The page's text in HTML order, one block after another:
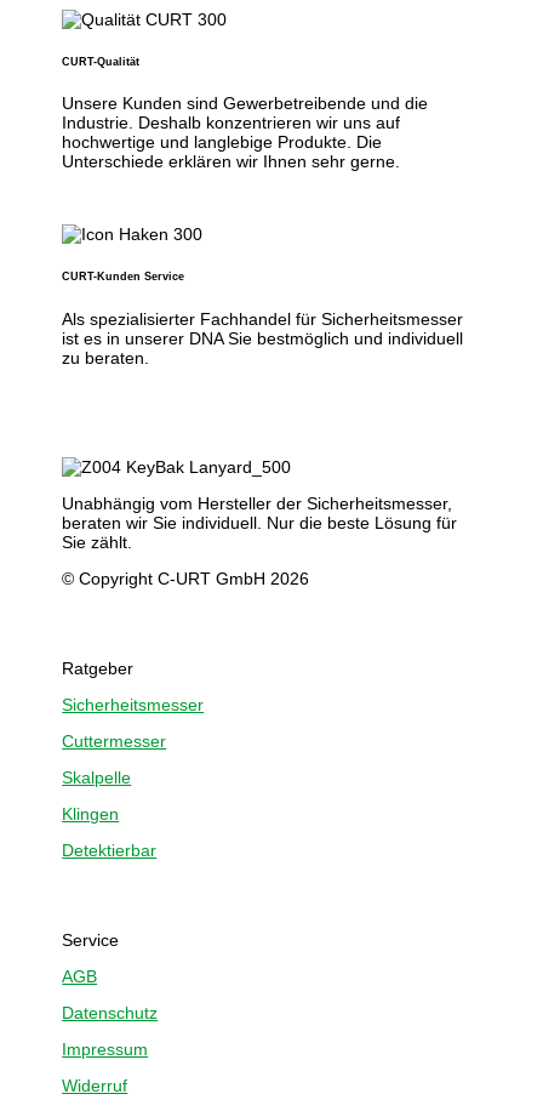
CURT-Qualität
Unsere Kunden sind Gewerbetreibende und die
Industrie. Deshalb konzentrieren wir uns auf
hochwertige und langlebige Produkte. Die
Unterschiede erklären wir Ihnen sehr gerne.
CURT-Kunden Service
Als spezialisierter Fachhandel für Sicherheitsmesser
ist es in unserer DNA Sie bestmöglich und individuell
zu beraten.
Unabhängig vom Hersteller der Sicherheitsmesser,
beraten wir Sie individuell. Nur die beste Lösung für
Sie zählt.
© Copyright C-URT GmbH 2026
Ratgeber
Sicherheitsmesser
Cuttermesser
Skalpelle
Klingen
Detektierbar
Service
AGB
Datenschutz
Impressum
Widerruf